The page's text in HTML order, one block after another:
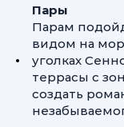
Пары
Парам
видом на
уголках
террасы с
создать